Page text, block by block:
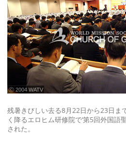
ⓒ 2004 WATV
残暑きびしい去る8月22日から23日ま
く降るエロヒム研修院で‘第5回外国語
された。